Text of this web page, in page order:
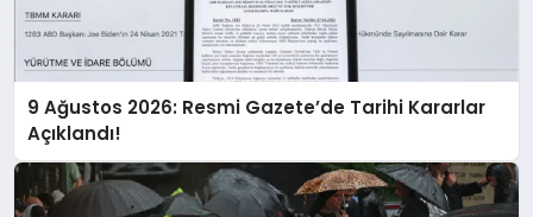
9 Ağustos 2026: Resmi Gazete’de Tarihi Kararlar
Açıklandı!